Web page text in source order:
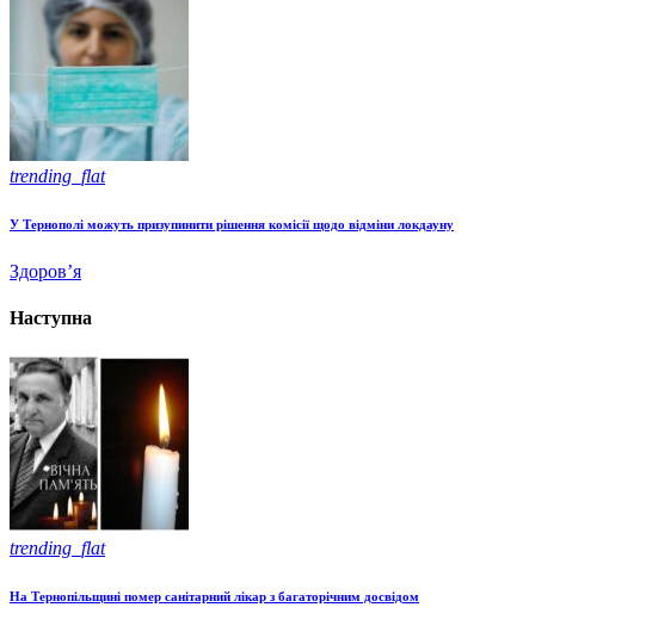
trending_flat
У Тернополі можуть призупинити рішення комісії щодо відміни локдауну
Здоров’я
Наступна
trending_flat
На Тернопільщині помер санітарний лікар з багаторічним досвідом